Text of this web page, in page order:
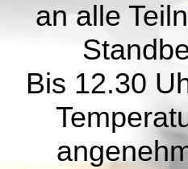
an alle
Bis 12.30